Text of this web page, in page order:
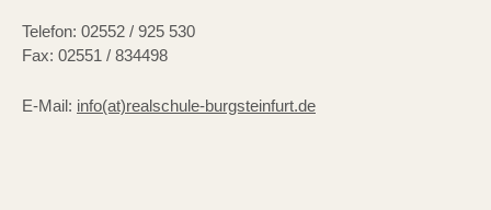
Telefon: 02552 / 925 530
Fax: 02551 / 834498
E-Mail: info(at)realschule-burgsteinfurt.de